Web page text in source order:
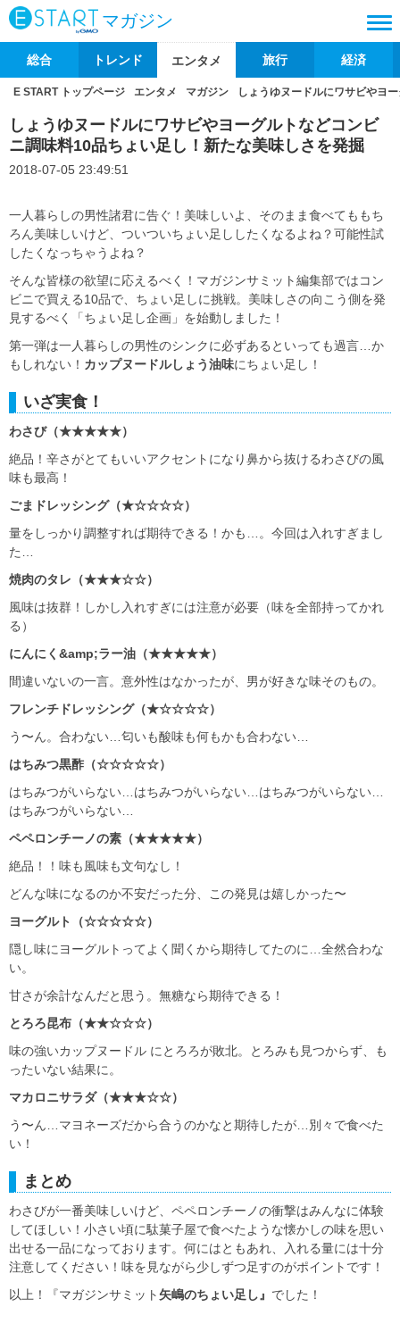
マガジン
総合 トレンド エンタメ 旅行 経済
E START トップページ エンタメ マガジン しょうゆヌードルにワサビやヨ
しょうゆヌードルにワサビやヨーグルトなどコンビ
ニ調味料10品ちょい足し！新たな美味しさを発掘
2018-07-05 23:49:51
一人暮らしの男性諸君に告ぐ！美味しいよ、そのまま食べてももち
ろん美味しいけど、ついついちょい足ししたくなるよね？可能性試
したくなっちゃうよね？
そんな皆様の欲望に応えるべく！マガジンサミット編集部ではコン
ビニで買える10品で、ちょい足しに挑戦。美味しさの向こう側を発
見するべく「ちょい足し企画」を始動しました！
第一弾は一人暮らしの男性のシンクに必ずあるといっても過言…か
もしれない！ カップヌードルしょう油味にちょい足し！
いざ実食！
わさび（★★★★★）
絶品！辛さがとてもいいアクセントになり鼻から抜けるわさびの風
味も最高！
ごまドレッシング（★☆☆☆☆）
量をしっかり調整すれば期待できる！かも…。今回は入れすぎまし
た…
焼肉のタレ（★★★☆☆）
風味は抜群！しかし入れすぎには注意が必要（味を全部持ってかれ
る）
にんにく&amp;ラー油（★★★★★）
間違いないの一言。意外性はなかったが、男が好きな味そのもの。
フレンチドレッシング（★☆☆☆☆）
う〜ん。合わない…匂いも酸味も何もかも合わない…
はちみつ黒酢（☆☆☆☆☆）
はちみつがいらない…はちみつがいらない…はちみつがいらない…
はちみつがいらない…
ペペロンチーノの素 （★★★★★）
絶品！！味も風味も文句なし！
どんな味になるのか不安だった分、この発見は嬉しかった〜
ヨーグルト（☆☆☆☆☆）
隠し味にヨーグルトってよく聞くから期待してたのに…全然合わな
い。
甘さが余計なんだと思う。無糖なら期待できる！
とろろ昆布 （★★☆☆☆）
味の強いカップヌードル にとろろが敗北。とろみも見つからず、も
ったいない結果に。
マカロニサラダ（★★★☆☆）
う〜ん…マヨネーズだから合うのかなと期待したが…別々で食べた
い！
まとめ
わさびが一番美味しいけど、ペペロンチーノの衝撃はみんなに体験
してほしい！小さい頃に駄菓子屋で食べたような懐かしの味を思い
出せる一品になっております。何にはともあれ、入れる量には十分
注意してください！味を見ながら少しずつ足すのがポイントです！
以上！『マガジンサミット矢嶋のちょい足し』 でした！